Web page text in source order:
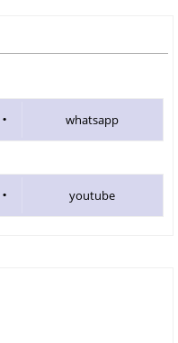
whatsapp
youtube